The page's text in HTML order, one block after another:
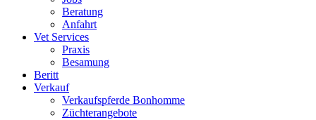
Beratung
Anfahrt
Vet Services
Praxis
Besamung
Beritt
Verkauf
Verkaufspferde Bonhomme
Züchterangebote